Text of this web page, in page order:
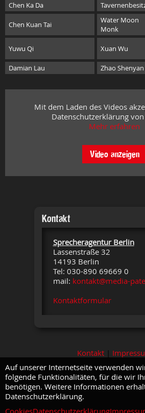
Chen Ka Da
Chen Kuan Tai
Water Moon
Monk
Yuwu Qi Xuan Wu
Damian Lau
Zhao Shenyan
Mit dem Laden des Videos
Datenschutzerklärung von
Mehr erfahren
Video anzeigen
Kontakt
Sprecheragentur Berlin
Lassenstraße 32
14193 Berlin
Tel: 030-890 69669 0
mail: kontakt@media-
Kontaktformular
Kontakt|
Auf unserer Internetseite verwenden
folgende Funktionalitäten, für die wir
benötigen. Weitere Informationen
Datenschutzerklärung.